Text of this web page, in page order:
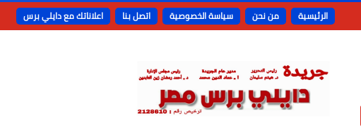
الرئيسية من نحن سياسة الخصوصية اتصل بنا اعلاناتك مع دايلي برس